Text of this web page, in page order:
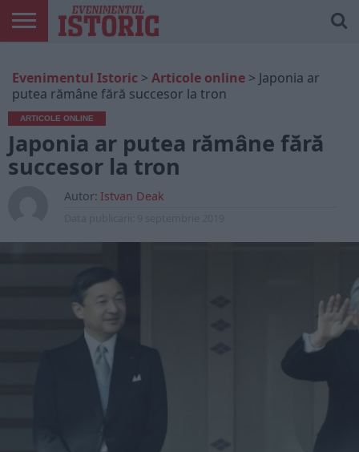
ONLINE
EDIȚII
TIPĂRITE
ISTORIC
PLAY
CONTUL
MEU
Evenimentul Istoric > Articole online > Japonia ar
putea rămâne fără succesor la tron
ARTICOLE ONLINE
Japonia ar putea rămâne fără
succesor la tron
Autor: Istvan Deak